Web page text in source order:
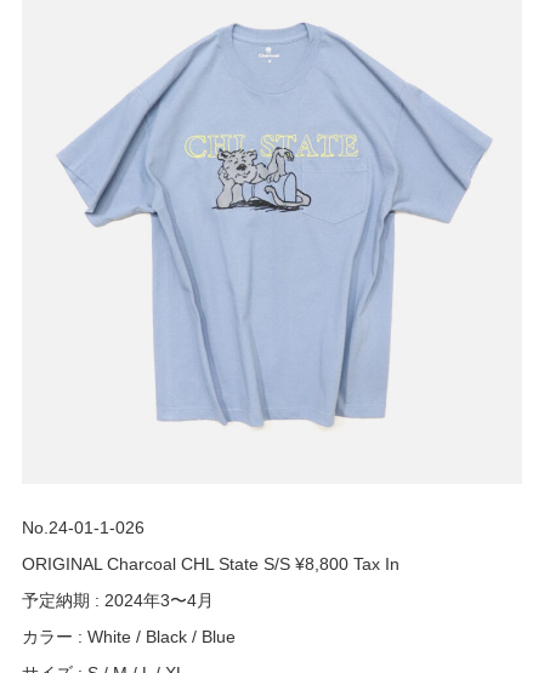
No.24-01-1-026
ORIGINAL Charcoal CHL State S/S ¥8,800 Tax In
予定納期 : 2024年3〜4月
カラー : White / Black / Blue